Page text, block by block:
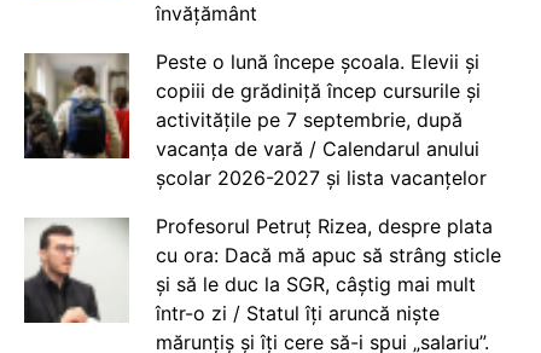
învățământ
Peste o lună începe școala. Elevii și
copiii de grădiniță încep cursurile și
activitățile pe 7 septembrie, după
vacanța de vară / Calendarul anului
școlar 2026-2027 și lista vacanțelor
Profesorul Petruț Rizea, despre plata
cu ora: Dacă mă apuc să strâng sticle
și să le duc la SGR, câștig mai mult
într-o zi / Statul îți aruncă niște
mărunțiș și îți cere să-i spui „salariu”.